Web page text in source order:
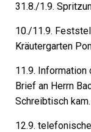
31.8./1.9.
10./11.9.
Kräutergarten
11.9. Information
Brief an Herrn
Schreibtisch kam.
12.9.